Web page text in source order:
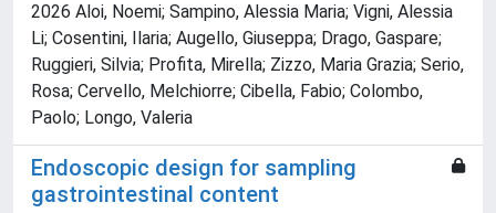
2026 Aloi, Noemi; Sampino, Alessia Maria; Vigni, Alessia
Li; Cosentini, Ilaria; Augello, Giuseppa; Drago, Gaspare;
Ruggieri, Silvia; Profita, Mirella; Zizzo, Maria Grazia; Serio,
Rosa; Cervello, Melchiorre; Cibella, Fabio; Colombo,
Paolo; Longo, Valeria
Endoscopic design for sampling
gastrointestinal content